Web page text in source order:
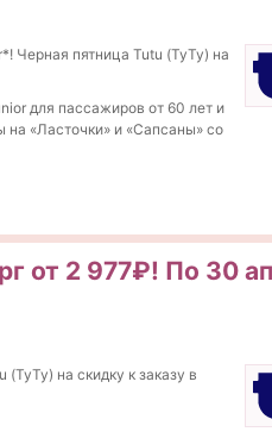
Черная пятница Tutu (ТуТу) на
для пассажиров от 60 лет и
на «Ласточки» и «Сапсаны» со
от 2 977₽! По 30
на скидку к заказу в